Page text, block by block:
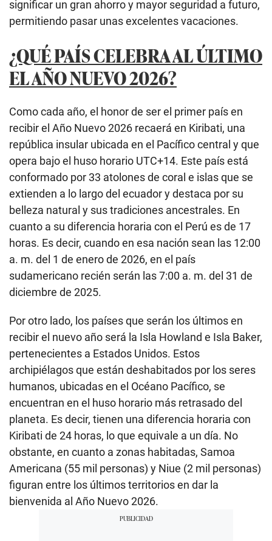
significar un gran ahorro y mayor seguridad a futuro,
permitiendo pasar unas excelentes vacaciones.
¿QUÉ PAÍS CELEBRA AL ÚLTIMO
EL AÑO NUEVO 2026?
Como cada año, el honor de ser el primer país en
recibir el Año Nuevo 2026 recaerá en Kiribati, una
república insular ubicada en el Pacífico central y que
opera bajo el huso horario UTC+14. Este país está
conformado por 33 atolones de coral e islas que se
extienden a lo largo del ecuador y destaca por su
belleza natural y sus tradiciones ancestrales. En
cuanto a su diferencia horaria con el Perú es de 17
horas. Es decir, cuando en esa nación sean las 12:00
a. m. del 1 de enero de 2026, en el país
sudamericano recién serán las 7:00 a. m. del 31 de
diciembre de 2025.
Por otro lado, los países que serán los últimos en
recibir el nuevo año será la Isla Howland e Isla Baker,
pertenecientes a Estados Unidos. Estos
archipiélagos que están deshabitados por los seres
humanos, ubicadas en el Océano Pacífico, se
encuentran en el huso horario más retrasado del
planeta. Es decir, tienen una diferencia horaria con
Kiribati de 24 horas, lo que equivale a un día. No
obstante, en cuanto a zonas habitadas, Samoa
Americana (55 mil personas) y Niue (2 mil personas)
figuran entre los últimos territorios en dar la
bienvenida al Año Nuevo 2026.